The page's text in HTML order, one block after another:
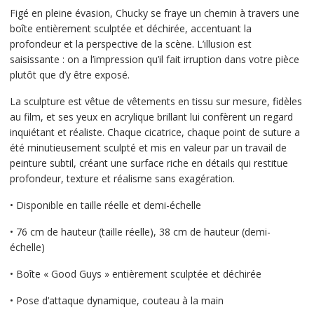
Figé en pleine évasion, Chucky se fraye un chemin à travers une
boîte entièrement sculptée et déchirée, accentuant la
profondeur et la perspective de la scène. L’illusion est
saisissante : on a l’impression qu’il fait irruption dans votre pièce
plutôt que d’y être exposé.
La sculpture est vêtue de vêtements en tissu sur mesure, fidèles
au film, et ses yeux en acrylique brillant lui confèrent un regard
inquiétant et réaliste. Chaque cicatrice, chaque point de suture a
été minutieusement sculpté et mis en valeur par un travail de
peinture subtil, créant une surface riche en détails qui restitue
profondeur, texture et réalisme sans exagération.
• Disponible en taille réelle et demi-échelle
• 76 cm de hauteur (taille réelle), 38 cm de hauteur (demi-
échelle)
• Boîte « Good Guys » entièrement sculptée et déchirée
• Pose d’attaque dynamique, couteau à la main